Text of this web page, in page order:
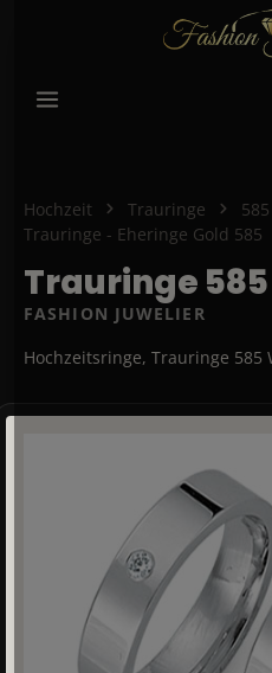
Hochzeit Trauringe
Trauringe - Eheringe Gold 585
Trauringe
FASHION JUWELIER
Hochzeitsringe, Trauringe 585
Bildergalerie überspringen